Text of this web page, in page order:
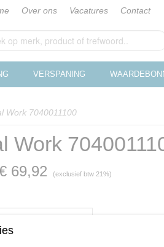
Over ons Vacatures Contact
VERSPANING
Work 7040011100
Work
69,92 (exclusief btw 21%)